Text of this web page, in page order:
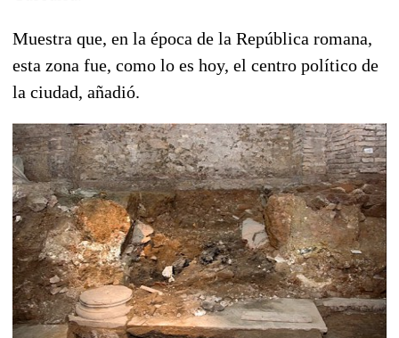
Muestra que, en la época de la República romana,
esta zona fue, como lo es hoy, el centro político de
la ciudad, añadió.